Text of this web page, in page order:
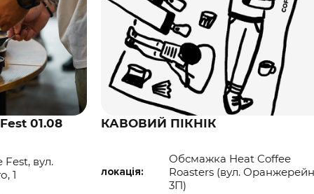
01.08
Fest, вул.
1
КАВОВИЙ ПІКНІК
локація:
Обсмажка Heat Coffee
Roasters (вул.
3П)